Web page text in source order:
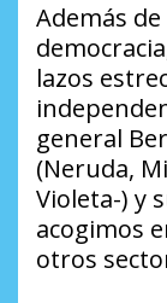
Además
lazos
general
(Neruda,
Violeta-) y
acogimos
otros